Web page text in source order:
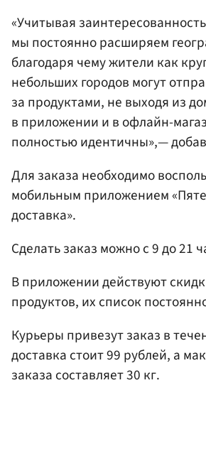
«Учитывая
мы постоянно расширяем
благодаря чему жители как
небольших городов могут
за продуктами, не выходя из
в приложении и в офлайн-
полностью идентичны»,—
Для заказа необходимо
мобильным приложением
доставка».
Сделать заказ можно с 9 до 21
В приложении действуют
продуктов, их список
Курьеры привезут заказ в
доставка стоит 99 рублей, а
заказа составляет 30 кг.